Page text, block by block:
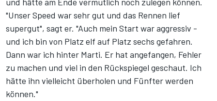
"Unser Speed war sehr gut und das Rennen lief
supergut", sagt er. "Auch mein Start war aggressiv -
und ich bin von Platz elf auf Platz sechs gefahren.
Dann war ich hinter Marti. Er hat angefangen, Fehler
zu machen und viel in den Rückspiegel geschaut. Ich
hätte ihn vielleicht überholen und Fünfter werden
können."